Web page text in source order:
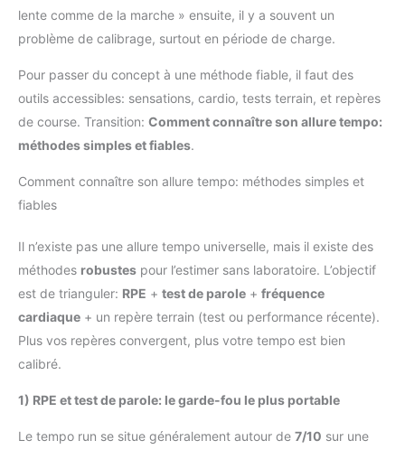
lente comme de la marche » ensuite, il y a souvent un
problème de calibrage, surtout en période de charge.
Pour passer du concept à une méthode fiable, il faut des
outils accessibles: sensations, cardio, tests terrain, et repères
de course. Transition: Comment connaître son allure tempo:
méthodes simples et fiables.
Comment connaître son allure tempo: méthodes simples et
fiables
Il n’existe pas une allure tempo universelle, mais il existe des
méthodes robustes pour l’estimer sans laboratoire. L’objectif
est de trianguler: RPE + test de parole + fréquence
cardiaque + un repère terrain (test ou performance récente).
Plus vos repères convergent, plus votre tempo est bien
calibré.
1) RPE et test de parole: le garde-fou le plus portable
Le tempo run se situe généralement autour de 7/10 sur une